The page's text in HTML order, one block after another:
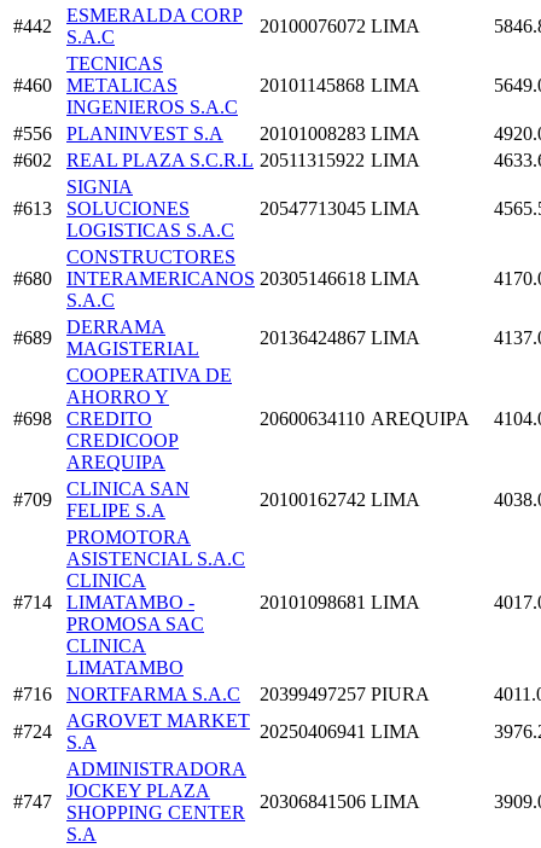
#442
ESMERALDA CORP
S.A.C
20100076072 LIMA
#460
TECNICAS
METALICAS
INGENIEROS S.A.C
20101145868 LIMA
#556 PLANINVEST S.A 20101008283 LIMA
#602
REAL PLAZA S.C.R.L 20511315922 LIMA
#613
SIGNIA
SOLUCIONES
LOGISTICAS S.A.C
20547713045 LIMA
#680
CONSTRUCTORES
INTERAMERICANOS
S.A.C
20305146618 LIMA
#689
DERRAMA
MAGISTERIAL
20136424867 LIMA
#698
COOPERATIVA DE
AHORRO Y
CREDITO
CREDICOOP
AREQUIPA
20600634110 AREQUIPA
#709
CLINICA SAN
FELIPE S.A
20100162742 LIMA
#714
PROMOTORA
ASISTENCIAL S.A.C
CLINICA
LIMATAMBO -
PROMOSA SAC
CLINICA
LIMATAMBO
20101098681 LIMA
#716 NORTFARMA S.A.C 20399497257 PIURA
#724
AGROVET MARKET
S.A
20250406941 LIMA
#747
ADMINISTRADORA
JOCKEY PLAZA
SHOPPING CENTER
S.A
20306841506 LIMA